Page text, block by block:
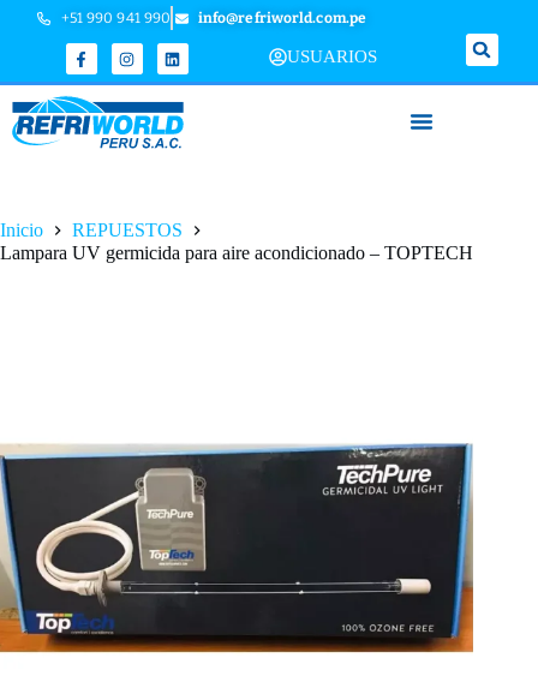
+51 990 941 990 info@refriworld.com.pe
USUARIOS
Inicio
REPUESTOS
Lampara UV germicida para aire acondicionado – TOPTECH